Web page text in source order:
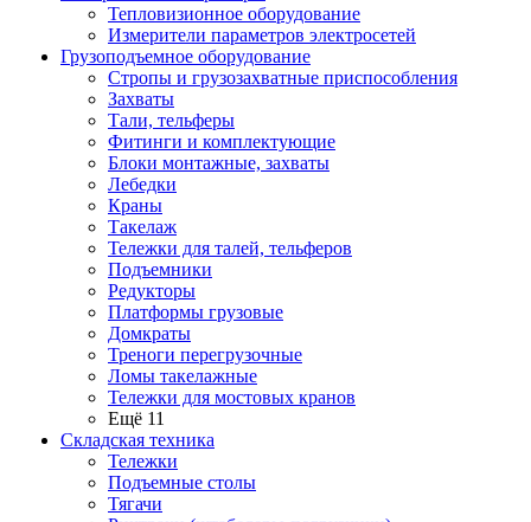
Тепловизионное оборудование
Измерители параметров электросетей
Грузоподъемное оборудование
Стропы и грузозахватные приспособления
Захваты
Тали, тельферы
Фитинги и комплектующие
Блоки монтажные, захваты
Лебедки
Краны
Такелаж
Тележки для талей, тельферов
Подъемники
Редукторы
Платформы грузовые
Домкраты
Треноги перегрузочные
Ломы такелажные
Тележки для мостовых кранов
Ещё 11
Складская техника
Тележки
Подъемные столы
Тягачи